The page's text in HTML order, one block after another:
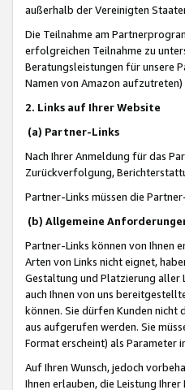
außerhalb der Vereinigten
Die Teilnahme am
erfolgreichen Teilnahme zu
Beratungsleistungen für unsere
Namen von Amazon
2. Links auf Ihrer Website
(a) Partner-Links
Nach Ihrer Anmeldung für das
Zurückverfolgung,
Partner-Links müssen die
(b) Allgemeine
Partner-Links können von Ihnen
Arten von Links nicht eignet,
Gestaltung und Platzierung aller
auch Ihnen von uns
können. Sie dürfen Kunden nicht
aus aufgerufen werden. Sie
Format erscheint) als Parameter
Auf Ihren Wunsch, jedoch
Ihnen erlauben, die Leistung